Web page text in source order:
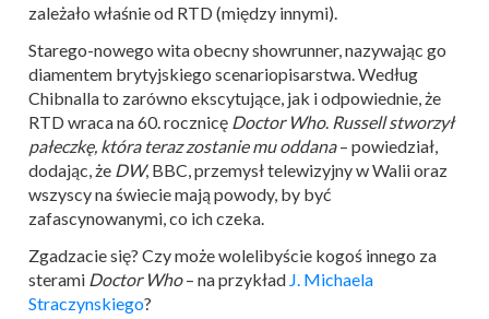
zależało właśnie od RTD (między innymi).
Starego-nowego wita obecny showrunner, nazywając go
diamentem brytyjskiego scenariopisarstwa. Według
Chibnalla to zarówno ekscytujące, jak i odpowiednie, że
RTD wraca na 60. rocznicę Doctor Who. Russell stworzył
pałeczkę, która teraz zostanie mu oddana– powiedział,
dodając, że DW, BBC, przemysł telewizyjny w Walii oraz
wszyscy na świecie mają powody, by być
zafascynowanymi, co ich czeka.
Zgadzacie się? Czy może wolelibyście kogoś innego za
sterami Doctor Who– na przykład J. Michaela
Straczynskiego?